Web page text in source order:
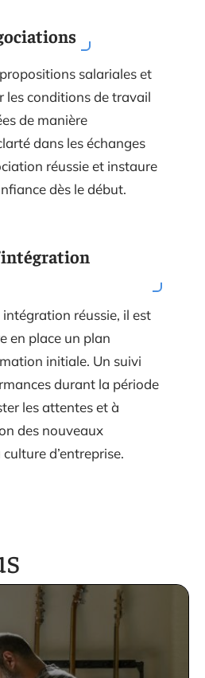
salariales et
les conditions de travail
de manière
dans les échanges
réussie et instaure
dès le début.
réussie, il est
en place un plan
initiale. Un suivi
durant la période
les attentes et à
des nouveaux
d’entreprise.